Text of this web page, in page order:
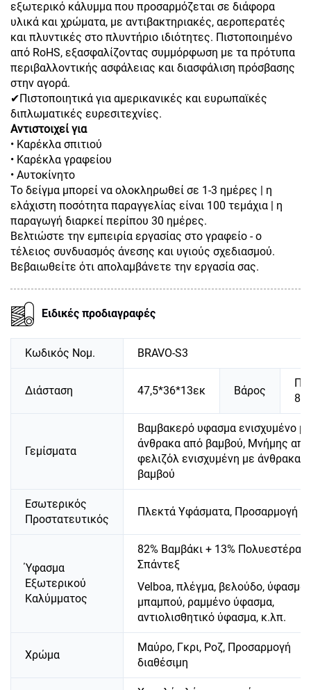
εξωτερικό κάλυμμα που προσαρμόζεται σε διάφορα
υλικά και χρώματα, με αντιβακτηριακές, αεροπερατές
και πλυντικές στο πλυντήριο ιδιότητες. Πιστοποιημένο
από RoHS, εξασφαλίζοντας συμμόρφωση με τα πρότυπα
περιβαλλοντικής ασφάλειας και διασφάλιση πρόσβασης
στην αγορά.
✔Πιστοποιητικά για αμερικανικές και ευρωπαϊκές
διπλωματικές ευρεσιτεχνίες.
Αντιστοιχεί για
• Καρέκλα σπιτιού
• Καρέκλα γραφείου
• Αυτοκίνητο
Το δείγμα μπορεί να ολοκληρωθεί σε 1-3 ημέρες | η
ελάχιστη ποσότητα παραγγελίας είναι 100 τεμάχια | η
παραγωγή διαρκεί περίπου 30 ημέρες.
Βελτιώστε την εμπειρία εργασίας στο γραφείο - ο
τέλειος συνδυασμός άνεσης και υγιούς σχεδιασμού.
Βεβαιωθείτε ότι απολαμβάνετε την εργασία σας.
Ειδικές προδιαγραφές
Κωδικός Νομ. BRAVO-S3
Διάσταση 47,5*36*13εκ Βάρος
Γεμίσματα
Βαμβακερό υφασμα ενισχυμένο με
άνθρακα από βαμβού, Μνήμης από
φελιζόλ ενισχυμένη με άνθρακα
βαμβού
Εσωτερικός
Προστατευτικός
Πλεκτά Υφάσματα, Προσαρμογή
Ύφασμα
Εξωτερικού
Καλύμματος
82% Βαμβάκι + 13% Πολυεστέρας
Σπάντεξ
Velboa, πλέγμα, βελούδο, ύφασμα
μπαμπού, ραμμένο ύφασμα,
αντιολισθητικό ύφασμα, κ.λπ.
Χρώμα
Μαύρο, Γκρι, Ροζ, Προσαρμογή
διαθέσιμη